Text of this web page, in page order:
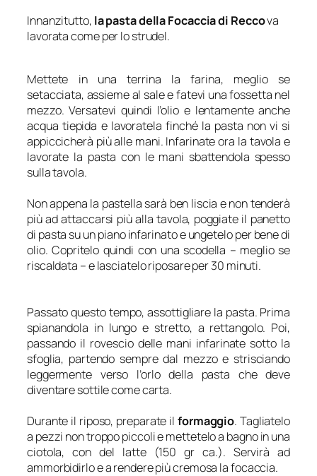
Innanzitutto, la pasta della Focaccia di Reccova
lavorata come per lo strudel.
Mettete in una terrina la farina, meglio se
setacciata, assieme al sale e fatevi una fossetta nel
mezzo. Versatevi quindi l’olio e lentamente anche
acqua tiepida e lavoratela finché la pasta non vi si
appiccicherà più alle mani. Infarinate ora la tavola e
lavorate la pasta con le mani sbattendola spesso
sulla tavola.
Non appena la pastella sarà ben liscia e non tenderà
più ad attaccarsi più alla tavola, poggiate il panetto
di pasta su un piano infarinato e ungetelo per bene di
olio. Copritelo quindi con una scodella – meglio se
riscaldata – e lasciatelo riposare per 30 minuti.
Passato questo tempo, assottigliare la pasta. Prima
spianandola in lungo e stretto, a rettangolo. Poi,
passando il rovescio delle mani infarinate sotto la
sfoglia, partendo sempre dal mezzo e strisciando
leggermente verso l’orlo della pasta che deve
diventare sottile come carta.
Durante il riposo, preparate ilformaggio. Tagliatelo
a pezzi non troppo piccoli e mettetelo a bagno in una
ciotola, con del latte (150 gr ca.). Servirà ad
ammorbidirlo e a rendere più cremosa la focaccia.